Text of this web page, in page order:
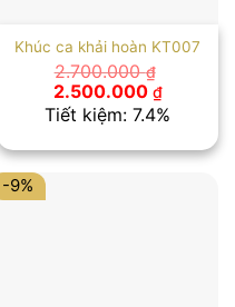
₫.
Khúc ca khải hoàn KT007
2.700.000₫
Giá
gốc
là:
2.500.000 ₫Giá
hiện
tại
Tiết kiệm: 7.4%
-9%